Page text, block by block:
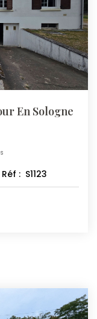
En Sologne
Réf : S1123